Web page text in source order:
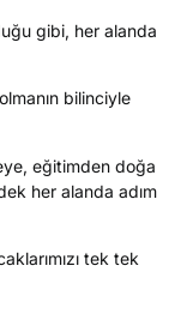
gibi, her alanda
bilinciyle
eğitimden doğa
her alanda adım
tek tek